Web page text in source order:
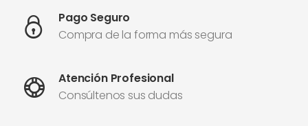
Pago Seguro
Compra de la forma más segura
Atención Profesional
Consúltenos sus dudas